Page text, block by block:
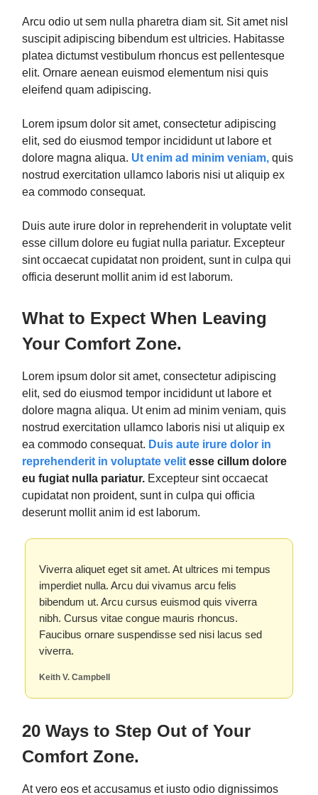
Arcu odio ut sem nulla pharetra diam sit. Sit amet nisl
suscipit adipiscing bibendum est ultricies. Habitasse
platea dictumst vestibulum rhoncus est pellentesque
elit. Ornare aenean euismod elementum nisi quis
eleifend quam adipiscing.
Lorem ipsum dolor sit amet, consectetur adipiscing
elit, sed do eiusmod tempor incididunt ut labore et
dolore magna aliqua. Ut enim ad minim veniam, quis
nostrud exercitation ullamco laboris nisi ut aliquip ex
ea commodo consequat.
Duis aute irure dolor in reprehenderit in voluptate velit
esse cillum dolore eu fugiat nulla pariatur. Excepteur
sint occaecat cupidatat non proident, sunt in culpa qui
officia deserunt mollit anim id est laborum.
What to Expect When Leaving
Your Comfort Zone.
Lorem ipsum dolor sit amet, consectetur adipiscing
elit, sed do eiusmod tempor incididunt ut labore et
dolore magna aliqua. Ut enim ad minim veniam, quis
nostrud exercitation ullamco laboris nisi ut aliquip ex
ea commodo consequat. Duis aute irure dolor in
reprehenderit in voluptate velit esse cillum dolore
eu fugiat nulla pariatur. Excepteur sint occaecat
cupidatat non proident, sunt in culpa qui officia
deserunt mollit anim id est laborum.
Viverra aliquet eget sit amet. At ultrices mi tempus
imperdiet nulla. Arcu dui vivamus arcu felis
bibendum ut. Arcu cursus euismod quis viverra
nibh. Cursus vitae congue mauris rhoncus.
Faucibus ornare suspendisse sed nisi lacus sed
viverra.
Keith V. Campbell
20 Ways to Step Out of Your
Comfort Zone.
At vero eos et accusamus et iusto odio dignissimos